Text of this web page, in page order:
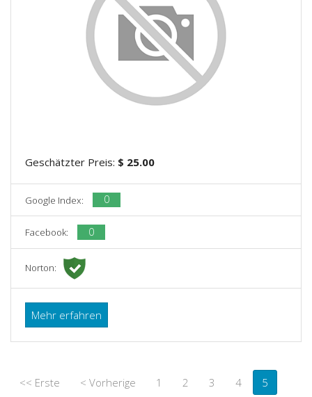
Geschätzter Preis: $ 25.00
Google Index: 0
Facebook: 0
Norton:
Mehr erfahren
<< Erste < Vorherige 1 2 3 4
5